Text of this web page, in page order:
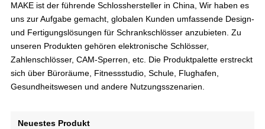
MAKE ist der führende Schlosshersteller in China, Wir haben es
uns zur Aufgabe gemacht, globalen Kunden umfassende Design-
und Fertigungslösungen für Schrankschlösser anzubieten. Zu
unseren Produkten gehören elektronische Schlösser,
Zahlenschlösser, CAM-Sperren, etc. Die Produktpalette erstreckt
sich über Büroräume, Fitnessstudio, Schule, Flughafen,
Gesundheitswesen und andere Nutzungsszenarien.
Neuestes Produkt